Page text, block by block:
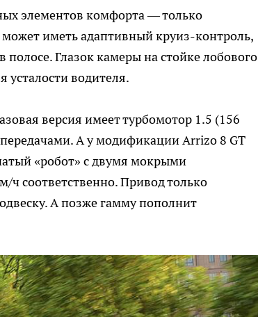
элементов комфорта — только
иметь адаптивный круиз-контроль,
Глазок камеры на стойке лобового
усталости водителя.
версия имеет турбомотор 1.5 (156
А у модификации Arrizo 8 GT
«робот» с двумя мокрыми
соответственно. Привод только
А позже гамму пополнит